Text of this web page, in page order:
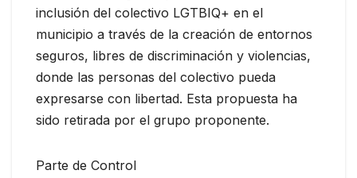
inclusión del colectivo LGTBIQ+ en el
municipio a través de la creación de entornos
seguros, libres de discriminación y violencias,
donde las personas del colectivo pueda
expresarse con libertad. Esta propuesta ha
sido retirada por el grupo proponente.
Parte de Control